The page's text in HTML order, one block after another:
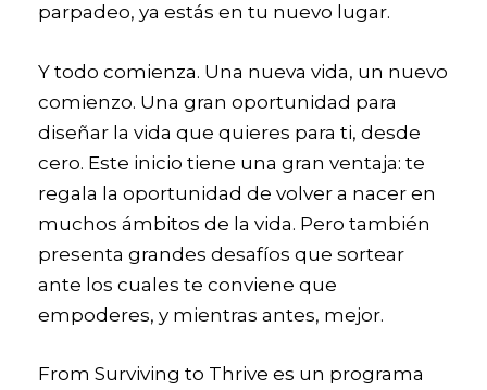
parpadeo, ya estás en tu nuevo lugar.
Y todo comienza. Una nueva vida, un nuevo
comienzo. Una gran oportunidad para
diseñar la vida que quieres para ti, desde
cero. Este inicio tiene una gran ventaja: te
regala la oportunidad de volver a nacer en
muchos ámbitos de la vida. Pero también
presenta grandes desafíos que sortear
ante los cuales te conviene que
empoderes, y mientras antes, mejor.
From Surviving to Thrive es un programa